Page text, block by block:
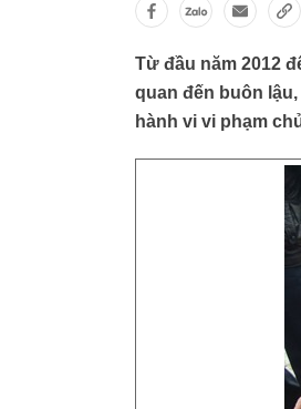
Từ đầu năm 2012
quan đến buôn
hành vi vi phạm